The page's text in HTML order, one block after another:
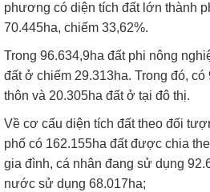
phương có diện tích đất lớn thành
70.445ha, chiếm 33,62%.
Trong 96.634,9ha đất phi nông
đất ở chiếm 29.313ha. Trong đó,
thôn và 20.305ha đất ở tại đô thị.
Về cơ cấu diện tích đất theo đối
phố có 162.155ha đất được chia
gia đình, cá nhân đang sử dụng
nước sử dụng 68.017ha;